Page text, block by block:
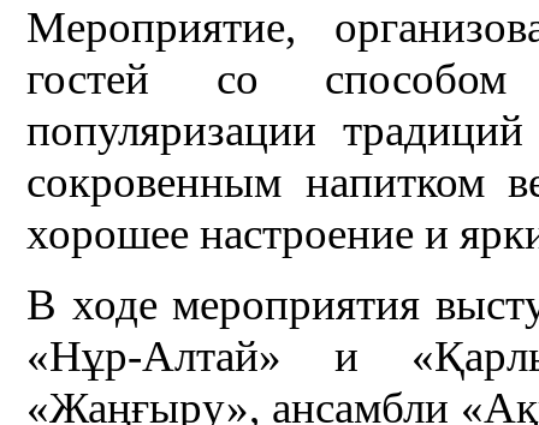
Мероприятие,
гостей со
популяризации
сокровенным напитком
хорошее настроение и
В ходе мероприятия
«Нұр-Алтай» и
«Жаңғыру», ансамбли